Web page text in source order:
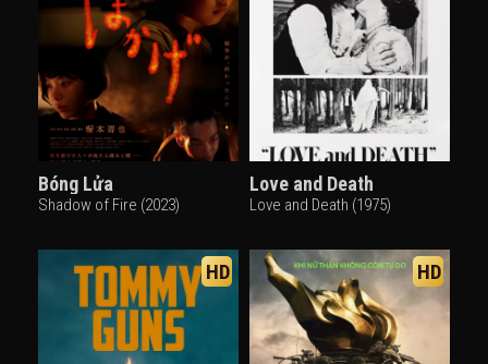
Bóng Lửa
Shadow of Fire (2023)
Love and Death
Love and Death (1975)
HD HD